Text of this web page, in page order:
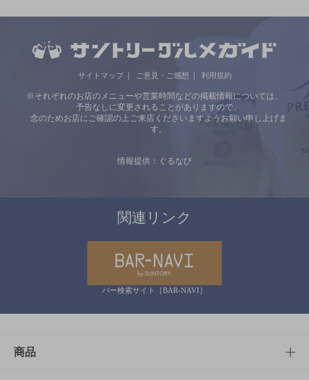
サイトマップ ご意見・ご感想 利用規約
※それぞれのお店のメニューや営業時間などの掲載情報については、
予告なしに変更されることがありますので、
念のためお店にご確認の上ご来店くださいますようお願い申し上げま
す。
情報提供：ぐるなび
関連リンク
バー検索サイト［BAR-NAVI］
商品